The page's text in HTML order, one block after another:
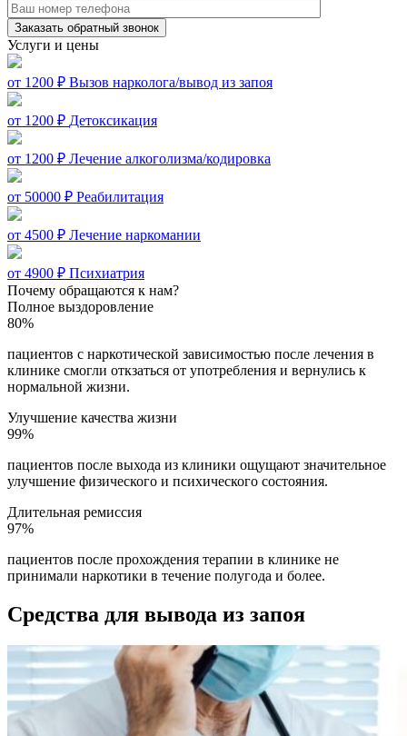
Заказать обратный звонок
Услуги и цены
от 1200 ₽ Вызов нарколога/вывод из запоя
от 1200 ₽ Детоксикация
от 1200 ₽ Лечение алкоголизма/кодировка
от 50000 ₽ Реабилитация
от 4500 ₽ Лечение наркомании
от 4900 ₽ Психиатрия
Почему обращаются к нам?
Полное выздоровление
80%
пациентов с наркотической зависимостью после лечения в
клинике смогли откзаться от употребления и вернулись к
нормальной жизни.
Улучшение качества жизни
99%
пациентов после выхода из клиники ощущают значительное
улучшение физического и психического состояния.
Длительная ремиссия
97%
пациентов после прохождения терапии в клинике не
принимали наркотики в течение полугода и более.
Средства для вывода из запоя